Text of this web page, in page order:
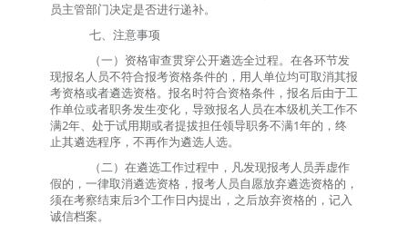
员主管部门决定是否进行递补。
七、注意事项
（一）资格审查贯穿公开遴选全过程。在各环节发
现报名人员不符合报考资格条件的，用人单位均可取消其报
考资格或者遴选资格。报名时符合资格条件，报名后由于工
作单位或者职务发生变化，导致报名人员在本级机关工作不
满2年、处于试用期或者提拔担任领导职务不满1年的，终
止其遴选程序，不再作为遴选人选。
（二）在遴选工作过程中，凡发现报考人员弄虚作
假的，一律取消遴选资格，报考人员自愿放弃遴选资格的，
须在考察结束后3个工作日内提出，之后放弃资格的，记入
诚信档案。